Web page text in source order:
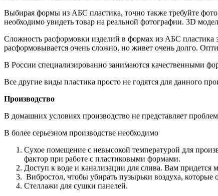
Выбирая формы из АБС пластика, точно также требуйте
необходимо увидеть товар на реальной фотографии. 3D
Сложность расформовки изделий в формах из АБС
расформовывается очень сложно, но живет очень долго.
В России специализированно занимаются качественными
Все другие виды пластика просто не годятся для данного
Производство
В домашних условиях производство не представляет
В более серьезном производстве необходимо
Сухое помещение с невысокой температурой для
фактор при работе с пластиковыми формами.
Доступ к воде и канализации для слива. Вам придется
Вибростол, чтобы убирать пузырьки воздуха, которые
Стеллажи для сушки панелей.